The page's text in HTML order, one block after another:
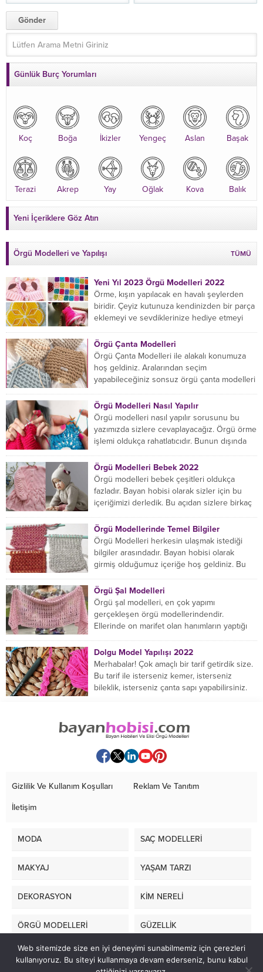
Günlük Burç Yorumları
Koç Boğa İkizler Yengeç Aslan Başak
Terazi Akrep Yay Oğlak Kova Balık
Yeni İçeriklere Göz Atın
Örgü Modelleri ve Yapılışı TÜMÜ
Yeni Yıl 2023 Örgü Modelleri 2022
Örme, kışın yapılacak en havalı şeylerden
biridir. Çeyiz kutunuza kendinizden bir parça
eklemeyi ve sevdiklerinize hediye etmeyi
Örgü Çanta Modelleri
Örgü Çanta Modelleri ile alakalı konumuza
hoş geldiniz. Aralarından seçim
yapabileceğiniz sonsuz örgü çanta modelleri
Örgü Modelleri Nasıl Yapılır
Örgü modelleri nasıl yapılır sorusunu bu
yazımızda sizlere cevaplayacağız. Örgü örme
işlemi oldukça rahatlatıcıdır. Bunun dışında
Örgü Modelleri Bebek 2022
Örgü modelleri bebek çeşitleri oldukça
fazladır. Bayan hobisi olarak sizler için bu
içeriğimizi derledik. Bu açıdan sizlere birkaç
Örgü Modellerinde Temel Bilgiler
Örgü Modelleri herkesin ulaşmak istediği
bilgiler arasındadır. Bayan hobisi olarak
girmiş olduğumuz içeriğe hoş geldiniz. Bu
Örgü Şal Modelleri
Örgü şal modelleri, en çok yapımı
gerçekleşen örgü modellerindendir.
Ellerinde on marifet olan hanımların yaptığı
Dolgu Model Yapılışı 2022
Merhabalar! Çok amaçlı bir tarif getirdik size.
Bu tarif ile isterseniz kemer, isterseniz
bileklik, isterseniz çanta sapı yapabilirsiniz.
Gizlilik Ve Kullanım Koşulları Reklam Ve Tanıtım
İletişim
MODA SAÇ MODELLERİ
MAKYAJ YAŞAM TARZI
DEKORASYON KİM NERELİ
ÖRGÜ MODELLERİ GÜZELLİK
LİFE STYLE
Web sitemizde size en iyi deneyimi sunabilmemiz için çerezleri
kullanıyoruz. Bu siteyi kullanmaya devam ederseniz, bunu kabul